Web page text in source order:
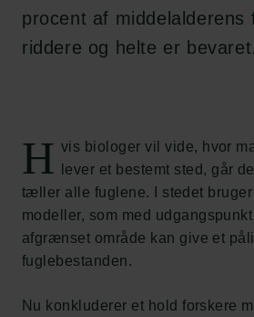
procent af
riddere og helte er bevaret.
H
vis biologer vil vide, hvor
lever et bestemt sted, går
tæller alle fuglene. I stedet
modeller, som med
afgrænset område kan give et
fuglebestanden.
Nu konkluderer et hold forskere